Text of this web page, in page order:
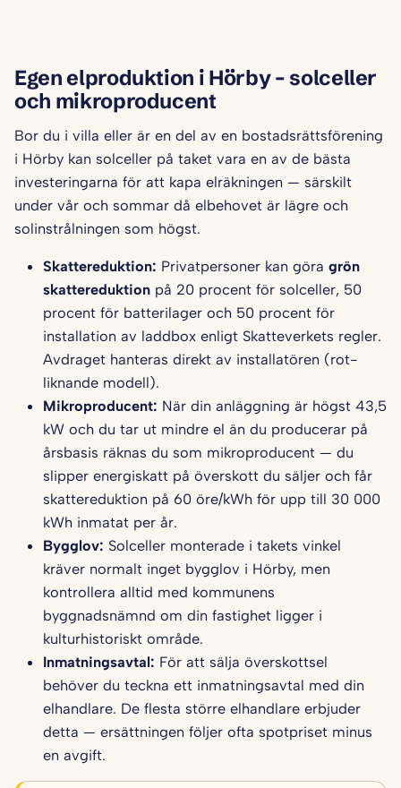
Egen elproduktion i Hörby – solceller
och mikroproducent
Bor du i villa eller är en del av en bostadsrättsförening
i Hörby kan solceller på taket vara en av de bästa
investeringarna för att kapa elräkningen — särskilt
under vår och sommar då elbehovet är lägre och
solinstrålningen som högst.
Skattereduktion: Privatpersoner kan göra grön
skattereduktion på 20 procent för solceller, 50
procent för batterilager och 50 procent för
installation av laddbox enligt Skatteverkets regler.
Avdraget hanteras direkt av installatören (rot-
liknande modell).
Mikroproducent: När din anläggning är högst 43,5
kW och du tar ut mindre el än du producerar på
årsbasis räknas du som mikroproducent — du
slipper energiskatt på överskott du säljer och får
skattereduktion på 60 öre/kWh för upp till 30 000
kWh inmatat per år.
Bygglov: Solceller monterade i takets vinkel
kräver normalt inget bygglov i Hörby, men
kontrollera alltid med kommunens
byggnadsnämnd om din fastighet ligger i
kulturhistoriskt område.
Inmatningsavtal: För att sälja överskottsel
behöver du teckna ett inmatningsavtal med din
elhandlare. De flesta större elhandlare erbjuder
detta — ersättningen följer ofta spotpriset minus
en avgift.